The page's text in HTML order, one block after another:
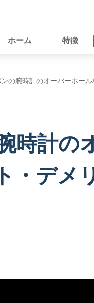
ホーム 特徴
ンの腕時計のオーバーホー
時計の
・デメ